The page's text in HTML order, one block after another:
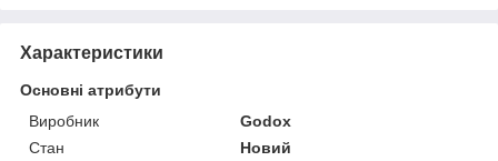
Характеристики
Основні атрибути
Виробник
Godox
Стан
Новий